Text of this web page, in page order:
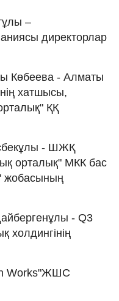
–
директорлар
Көбеева - Алматы
хатшысы,
ҚҚ
- ШЖҚ
орталық" МКК бас
жобасының
- Q3
холдингінің
Works"ЖШС